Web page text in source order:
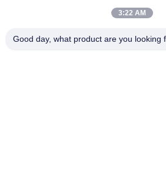
SFP 10G T 90 alcatel module sfp
3:22 AM
Good day, what product are you looking